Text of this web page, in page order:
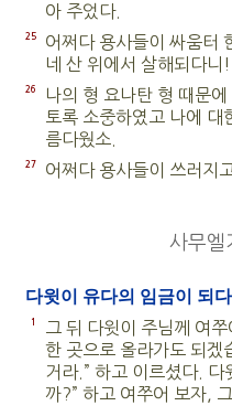
아 주었다.
25
어쩌다 용사들이 싸움터
네 산 위에서 살해되다니!
26
나의 형 요나탄 형 때문
토록 소중하였고 나에 대
름다웠소.
27 어쩌다 용사들이 쓰러지
사무엘
다윗이 유다의 임금이 되다
1
그 뒤 다윗이 주님께 여
한 곳으로 올라가도 되겠
거라.” 하고 이르셨다. 다
까?” 하고 여쭈어 보자,